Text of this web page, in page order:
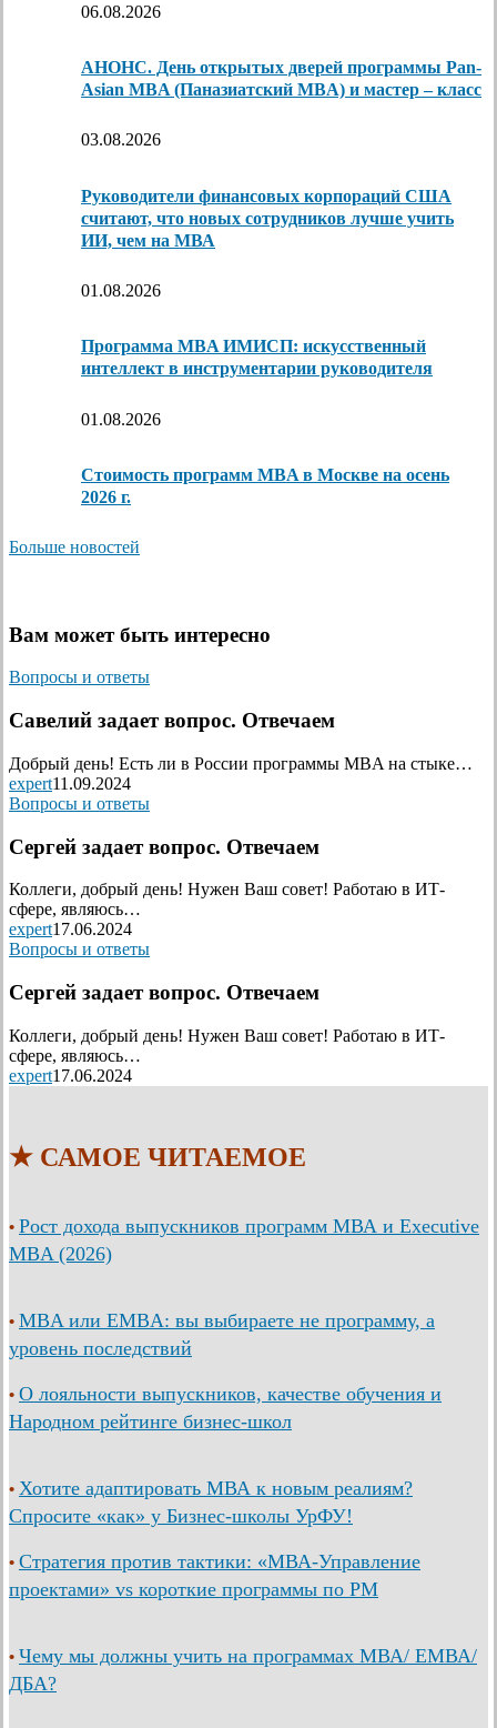
06.08.2026
АНОНС. День открытых дверей программы Pan-
Asian MBA (Паназиатский MBA) и мастер – класс
03.08.2026
Руководители финансовых корпораций США
считают, что новых сотрудников лучше учить
ИИ, чем на МВА
01.08.2026
Программа MBA ИМИСП: искусственный
интеллект в инструментарии руководителя
01.08.2026
Стоимость программ MBA в Москве на осень
2026 г.
Больше новостей
Вам может быть интересно
Вопросы и ответы
Савелий задает вопрос. Отвечаем
Добрый день! Есть ли в России программы MBA на стыке…
expert11.09.2024
Вопросы и ответы
Сергей задает вопрос. Отвечаем
Коллеги, добрый день! Нужен Ваш совет! Работаю в ИТ-
сфере, являюсь…
expert17.06.2024
Вопросы и ответы
Сергей задает вопрос. Отвечаем
Коллеги, добрый день! Нужен Ваш совет! Работаю в ИТ-
сфере, являюсь…
expert17.06.2024
★ САМОЕ ЧИТАЕМОЕ
• Рост дохода выпускников программ МВА и Executive
MBA (2026)
• MBA или EMBA: вы выбираете не программу, а
уровень последствий
• О лояльности выпускников, качестве обучения и
Народном рейтинге бизнес-школ
• Хотите адаптировать МВА к новым реалиям?
Спросите «как» у Бизнес-школы УрФУ!
• Стратегия против тактики: «МВА-Управление
проектами» vs короткие программы по PM
• Чему мы должны учить на программах МВА/ ЕМВА/
ДБА?